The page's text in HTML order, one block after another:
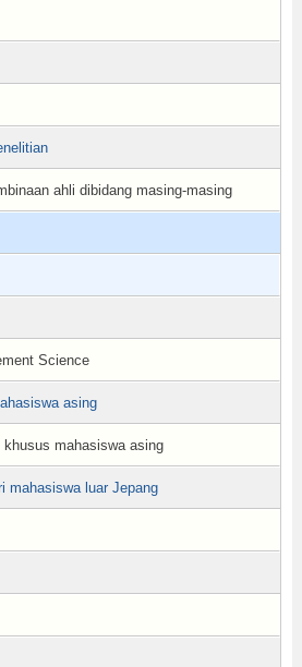
ahli dibidang masing-masing
Science
asing
mahasiswa asing
mahasiswa luar Jepang